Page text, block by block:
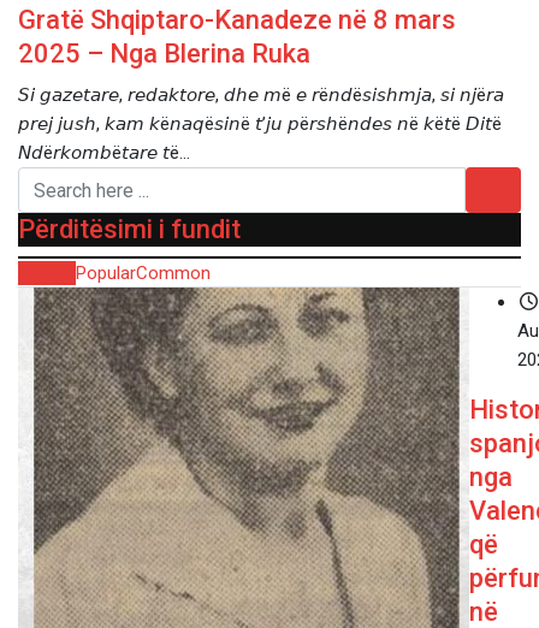
Gratë Shqiptaro-Kanadeze në 8 mars
2025 – Nga Blerina Ruka
𝘚𝘪 𝘨𝘢𝘻𝘦𝘵𝘢𝘳𝘦, 𝘳𝘦𝘥𝘢𝘬𝘵𝘰𝘳𝘦, 𝘥𝘩𝘦 𝘮ë 𝘦 𝘳ë𝘯𝘥ë𝘴𝘪𝘴𝘩𝘮𝘫𝘢, 𝘴𝘪 𝘯𝘫ë𝘳𝘢
𝘱𝘳𝘦𝘫 𝘫𝘶𝘴𝘩, 𝘬𝘢𝘮 𝘬ë𝘯𝘢𝘲ë𝘴𝘪𝘯ë 𝘵’𝘫𝘶 𝘱ë𝘳𝘴𝘩ë𝘯𝘥𝘦𝘴 𝘯ë 𝘬ë𝘵ë 𝘋𝘪𝘵ë
𝘕𝘥ë𝘳𝘬𝘰𝘮𝘣ë𝘵𝘢𝘳𝘦 𝘵ë…
Përditësimi i fundit
PopularCommon
nga
që
në